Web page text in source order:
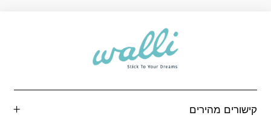
קישורים מהירים